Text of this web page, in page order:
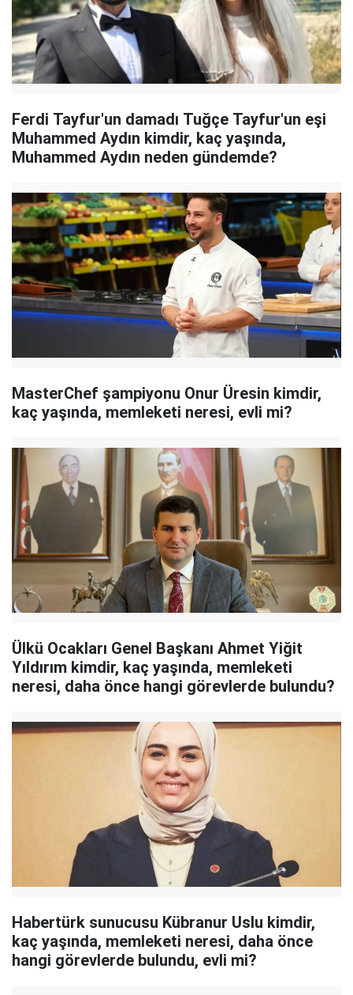
Ferdi Tayfur'un damadı Tuğçe Tayfur'un eşi
Muhammed Aydın kimdir, kaç yaşında,
Muhammed Aydın neden gündemde?
MasterChef şampiyonu Onur Üresin kimdir,
kaç yaşında, memleketi neresi, evli mi?
Ülkü Ocakları Genel Başkanı Ahmet Yiğit
Yıldırım kimdir, kaç yaşında, memleketi
neresi, daha önce hangi görevlerde bulundu?
Habertürk sunucusu Kübranur Uslu kimdir,
kaç yaşında, memleketi neresi, daha önce
hangi görevlerde bulundu, evli mi?